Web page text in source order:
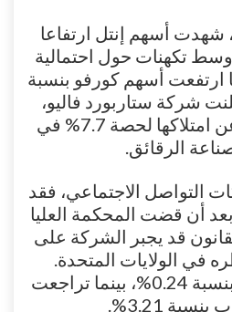
أسهم إنتل ارتفاعا
بنسبة 9.25% وسط تكهنات حول احتمالية
ارتفعت أسهم كورفو بنسبة
شركة ستاربورد فاليو،
المستثمر النشط، عن امتلاكها لحصة 7.7% في
الرقائق.
التواصل الاجتماعي، فقد
بعد أن قضت المحكمة العليا
قد يجبر الشركة على
في الولايات المتحدة.
وارتفعت أسهم ميتا بنسبة 0.24%، بينما تراجعت
3.21%.